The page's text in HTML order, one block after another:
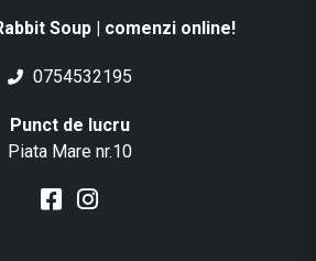
Soup | comenzi online!
0754532195
Punct de lucru
Piata Mare nr.10